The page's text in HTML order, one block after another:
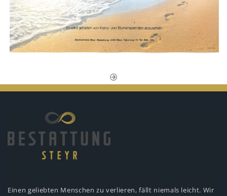
Einen geliebten Menschen zu verlieren, fällt niemals leicht. Wir